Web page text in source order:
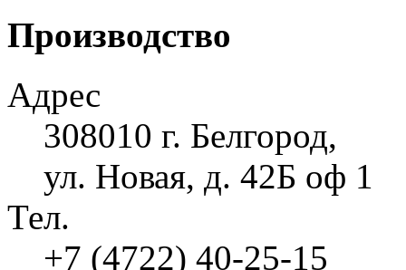
Производство
Адрес
308010 г. Белгород,
ул. Новая, д. 42Б оф 1
Тел.
+7 (4722) 40-25-15